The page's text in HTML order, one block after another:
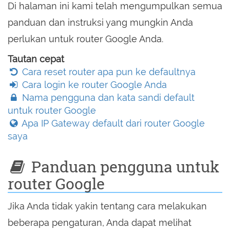
Di halaman ini kami telah mengumpulkan semua
panduan dan instruksi yang mungkin Anda
perlukan untuk router Google Anda.
Tautan cepat
Cara reset router apa pun ke defaultnya
Cara login ke router Google Anda
Nama pengguna dan kata sandi default
untuk router Google
Apa IP Gateway default dari router Google
saya
Panduan pengguna untuk
router Google
Jika Anda tidak yakin tentang cara melakukan
beberapa pengaturan, Anda dapat melihat